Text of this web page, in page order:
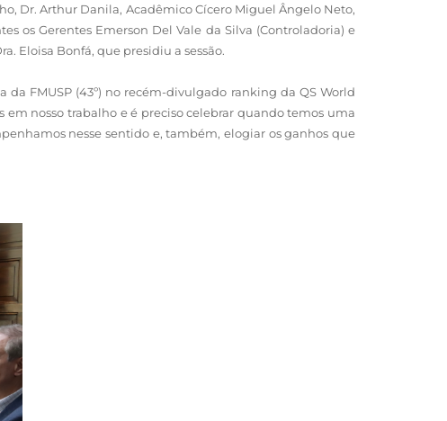
Dr. Arthur Danila, Acadêmico Cícero Miguel Ângelo Neto,
os Gerentes Emerson Del Vale da Silva (Controladoria) e
Eloisa Bonfá, que presidiu a sessão.
FMUSP (43º) no recém-divulgado ranking da QS World
nosso trabalho e é preciso celebrar quando temos uma
nesse sentido e, também, elogiar os ganhos que